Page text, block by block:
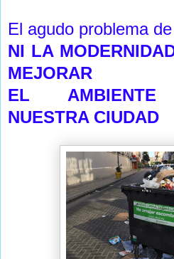
El agudo problema
NI LA
MEJORAR
EL AMBIENTE
NUESTRA CIUDAD